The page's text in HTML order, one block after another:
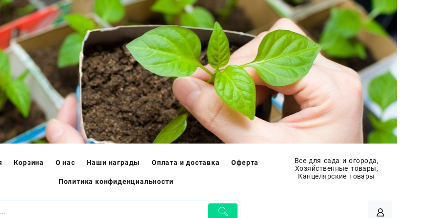
Все для сада и огорода,
Хозяйственные товары,
Канцелярские товары
Корзина О нас Наши награды Оплата и доставка Оферта
Политика конфиденциальности